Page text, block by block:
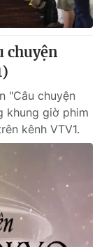
chuyện
"Câu chuyện
khung giờ phim
kênh VTV1.